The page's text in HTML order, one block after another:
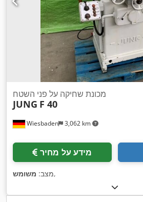
Wiesbaden 3,062 km
מכונת שחיקה על פני השטח
JUNG F 40
מידע על מחיר
מצב: משומש ,